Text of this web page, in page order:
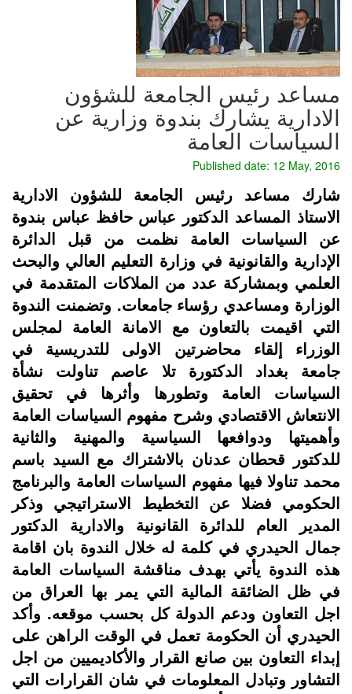
مساعد رئيس الجامعة للشؤون
الادارية يشارك بندوة وزارية عن
السياسات العامة
Published date: 12 May, 2016
شارك مساعد رئيس الجامعة للشؤون الادارية
الاستاذ المساعد الدكتور عباس حافظ عباس بندوة
عن السياسات العامة نظمت من قبل الدائرة
الإدارية والقانونية في وزارة التعليم العالي والبحث
العلمي وبمشاركة عدد من الملاكات المتقدمة في
الوزارة ومساعدي رؤساء جامعات. وتضمنت الندوة
التي اقيمت بالتعاون مع الامانة العامة لمجلس
الوزراء إلقاء محاضرتين الاولى للتدريسية في
جامعة بغداد الدكتورة تلا عاصم تناولت نشأة
السياسات العامة وتطورها وأثرها في تحقيق
الانتعاش الاقتصادي وشرح مفهوم السياسات العامة
وأهميتها ودوافعها السياسية والمهنية والثانية
للدكتور قحطان عدنان بالاشتراك مع السيد باسم
محمد تناولا فيها مفهوم السياسات العامة والبرنامج
الحكومي فضلا عن التخطيط الاستراتيجي وذكر
المدير العام للدائرة القانونية والادارية الدكتور
جمال الحيدري في كلمة له خلال الندوة بان اقامة
هذه الندوة يأتي بهدف مناقشة السياسات العامة
في ظل الضائقة المالية التي يمر بها العراق من
اجل التعاون ودعم الدولة كل بحسب موقعه. وأكد
الحيدري أن الحكومة تعمل في الوقت الراهن على
إبداء التعاون بين صانع القرار والأكاديميين من اجل
التشاور وتبادل المعلومات في شان القرارات التي